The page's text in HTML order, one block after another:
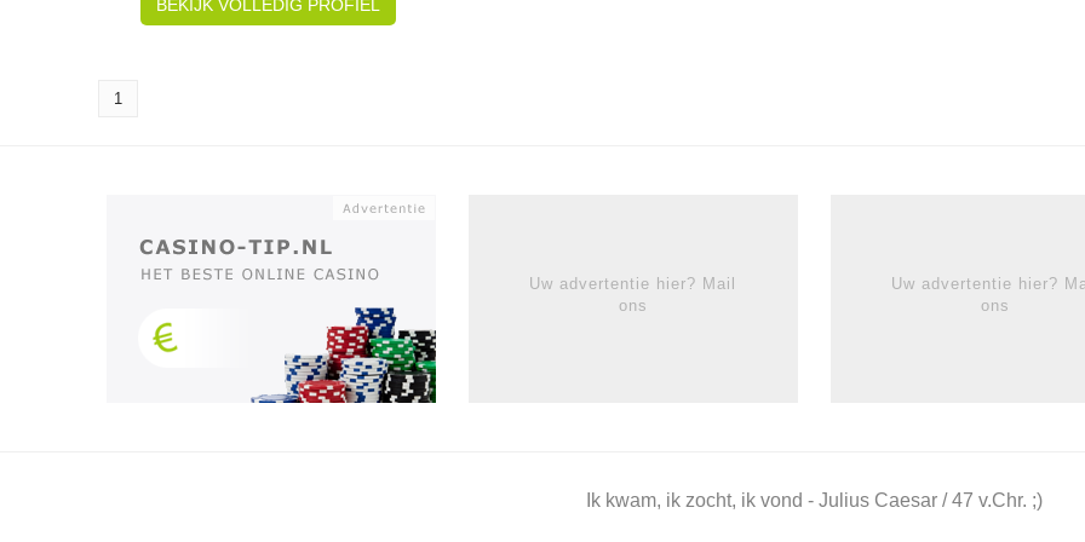
BEKIJK VOLLEDIG PROFIEL
1
Uw advertentie hier? Mail
ons
Uw advertentie hier?
ons
Ik kwam, ik zocht, ik vond - Julius Caesar / 47 v.Chr. ;)